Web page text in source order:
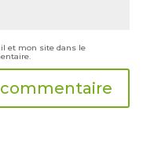
et mon site dans le